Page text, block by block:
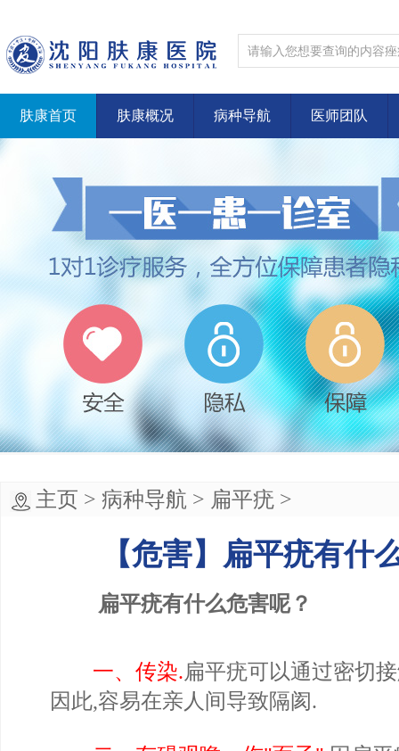
肤康首页 肤康概况 病种导航 医师团队
主页 > 病种导航 > 扁平疣 >
【危害】扁平疣有什
扁平疣有什么危害呢？
一、传染.扁平疣可以通过密切
因此,容易在亲人间导致隔阂.